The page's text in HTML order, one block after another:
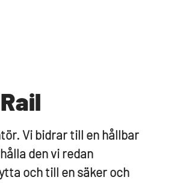
Vi bidrar till en hållbar
den vi redan
och till en säker och